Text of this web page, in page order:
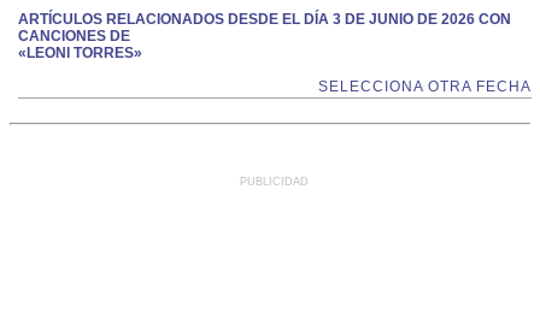
ARTÍCULOS RELACIONADOS DESDE EL DÍA 3 DE JUNIO DE 2026 CON
CANCIONES DE
«LEONI TORRES»
SELECCIONA OTRA FECHA
PUBLICIDAD